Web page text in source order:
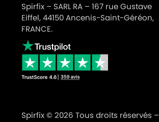
Spirfix – SARL RA – 167 rue Gustave
Eiffel, 44150 Ancenis-Saint-Géréon,
FRANCE.
Spirfix © 2026 Tous droits réservés –